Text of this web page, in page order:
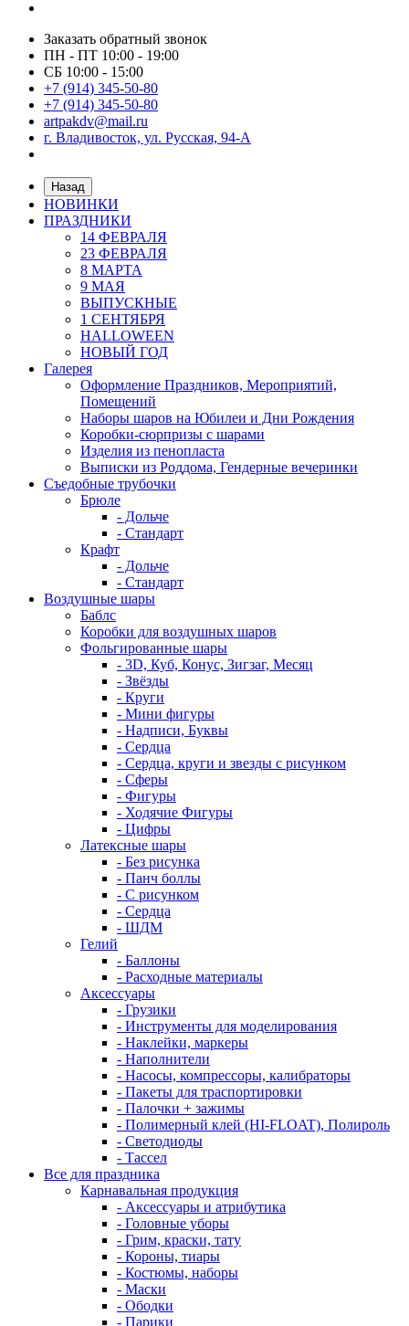
Заказать обратный звонок
ПН - ПТ 10:00 - 19:00
СБ 10:00 - 15:00
+7 (914) 345-50-80
+7 (914) 345-50-80
artpakdv@mail.ru
г. Владивосток, ул. Русская, 94-А
Назад
НОВИНКИ
ПРАЗДНИКИ
14 ФЕВРАЛЯ
23 ФЕВРАЛЯ
8 МАРТА
9 МАЯ
ВЫПУСКНЫЕ
1 СЕНТЯБРЯ
HALLOWEEN
НОВЫЙ ГОД
Галерея
Оформление Праздников, Мероприятий,
Помещений
Наборы шаров на Юбилеи и Дни Рождения
Коробки-сюрпризы с шарами
Изделия из пенопласта
Выписки из Роддома, Гендерные вечеринки
Съедобные трубочки
Брюле
- Дольче
- Стандарт
Крафт
- Дольче
- Стандарт
Воздушные шары
Баблс
Коробки для воздушных шаров
Фольгированные шары
- 3D, Куб, Конус, Зигзаг, Месяц
- Звёзды
- Круги
- Мини фигуры
- Надписи, Буквы
- Сердца
- Сердца, круги и звезды с рисунком
- Сферы
- Фигуры
- Ходячие Фигуры
- Цифры
Латексные шары
- Без рисунка
- Панч боллы
- С рисунком
- Сердца
- ШДМ
Гелий
- Баллоны
- Расходные материалы
Аксессуары
- Грузики
- Инструменты для моделирования
- Наклейки, маркеры
- Наполнители
- Насосы, компрессоры, калибраторы
- Пакеты для траспортировки
- Палочки + зажимы
- Полимерный клей (HI-FLOAT), Полироль
- Светодиоды
- Тассел
Все для праздника
Карнавальная продукция
- Аксессуары и атрибутика
- Головные уборы
- Грим, краски, тату
- Короны, тиары
- Костюмы, наборы
- Маски
- Ободки
- Парики